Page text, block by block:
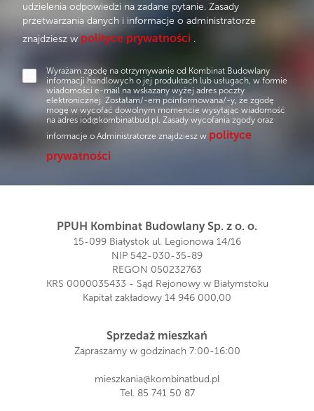
udzielenia odpowiedzi na zadane pytanie. Zasady
przetwarzania danych i informacje o administratorze
znajdziesz w polityce prywatności .
Wyrażam zgodę na otrzymywanie od Kombinat Budowlany
informacji handlowych o jej produktach lub usługach, w formie
wiadomości e-mail na wskazany wyżej adres poczty
elektronicznej. Zostałam/-em poinformowana/-y, że zgodę
mogę w wycofać dowolnym momencie wysyłając wiadomość
na adres iod@kombinatbud.pl. Zasady wycofania zgody oraz
informacje o Administratorze znajdziesz w polityce
prywatności
PPUH Kombinat Budowlany Sp. z o. o.
15-099 Białystok ul. Legionowa 14/16
NIP 542-030-35-89
REGON 050232763
KRS 0000035433 - Sąd Rejonowy w Białymstoku
Kapitał zakładowy 14 946 000,00
Sprzedaż mieszkań
Zapraszamy w godzinach 7:00-16:00
mieszkania@kombinatbud.pl
Tel. 85 741 50 87